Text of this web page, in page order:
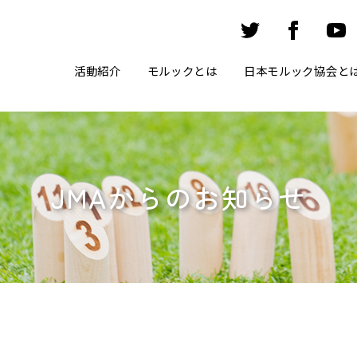
活動紹介 モルックとは 日本モルック協会と
JMAからのお知らせ